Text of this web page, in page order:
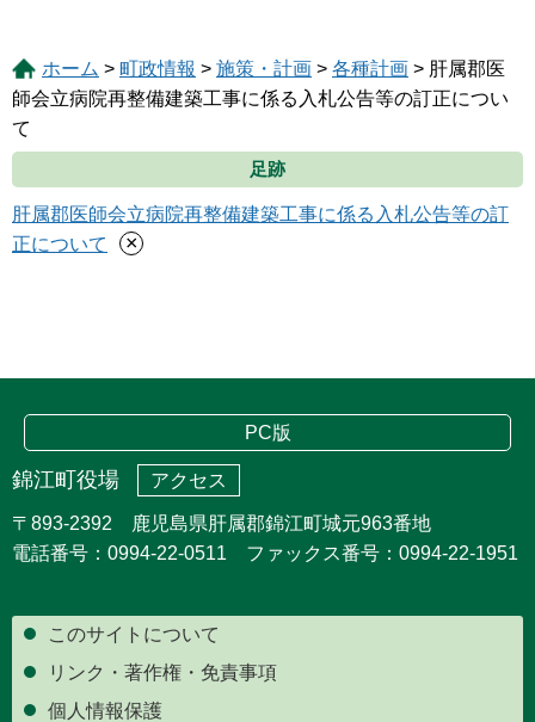
ホーム > 町政情報 > 施策・計画 > 各種計画 > 肝属郡医
師会立病院再整備建築工事に係る入札公告等の訂正につい
て
足跡
肝属郡医師会立病院再整備建築工事に係る入札公告等の訂
正について
×
PC版
錦江町役場 アクセス
〒893-2392 鹿児島県肝属郡錦江町城元963番地
電話番号：0994-22-0511 ファックス番号：0994-22-1951
このサイトについて
リンク・著作権・免責事項
個人情報保護